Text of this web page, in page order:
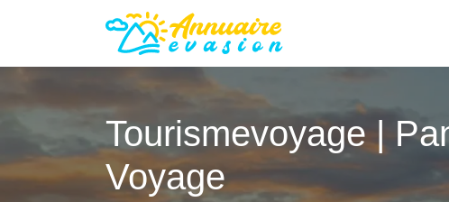
Tourismevoyage |
Voyage